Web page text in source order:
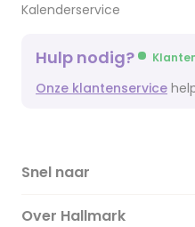
Kalenderservice
Hulp nodig?
Onze klantenservice
Snel naar
Over Hallmark